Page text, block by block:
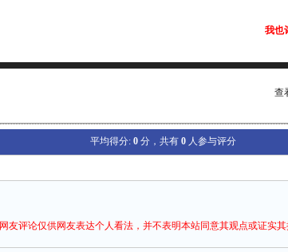
我也
查
平均得分: 0 分，共有 0 人参与评分
网友评论仅供网友表达个人看法，并不表明本站同意其观点或证实